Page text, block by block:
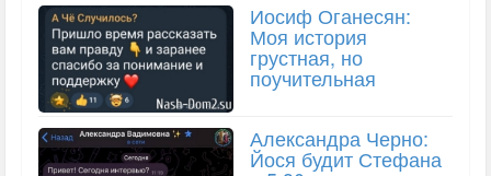
Иосиф Оганесян:
Моя история
грустная, но
поучительная
Александра Черно:
Йося будит Стефана